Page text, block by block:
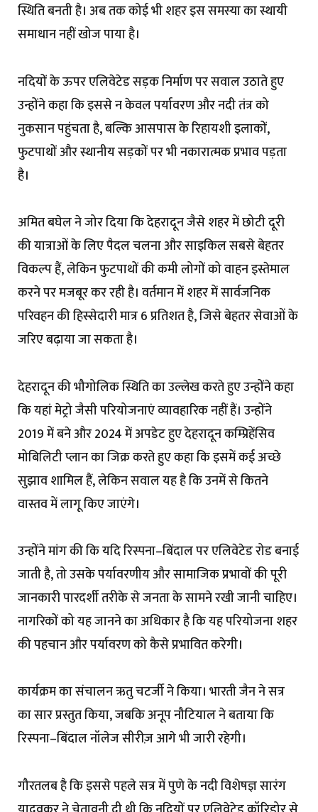
स्थिति बनती है। अब तक कोई भी शहर इस समस्या का स्थायी
समाधान नहीं खोज पाया है।
नदियों के ऊपर एलिवेटेड सड़क निर्माण पर सवाल उठाते हुए
उन्होंने कहा कि इससे न केवल पर्यावरण और नदी तंत्र को
नुकसान पहुंचता है, बल्कि आसपास के रिहायशी इलाकों,
फुटपाथों और स्थानीय सड़कों पर भी नकारात्मक प्रभाव पड़ता
है।
अमित बघेल ने जोर दिया कि देहरादून जैसे शहर में छोटी दूरी
की यात्राओं के लिए पैदल चलना और साइकिल सबसे बेहतर
विकल्प हैं, लेकिन फुटपाथों की कमी लोगों को वाहन इस्तेमाल
करने पर मजबूर कर रही है। वर्तमान में शहर में सार्वजनिक
परिवहन की हिस्सेदारी मात्र 6 प्रतिशत है, जिसे बेहतर सेवाओं के
जरिए बढ़ाया जा सकता है।
देहरादून की भौगोलिक स्थिति का उल्लेख करते हुए उन्होंने कहा
कि यहां मेट्रो जैसी परियोजनाएं व्यावहारिक नहीं हैं। उन्होंने
2019 में बने और 2024 में अपडेट हुए देहरादून कम्प्रिहेंसिव
मोबिलिटी प्लान का जिक्र करते हुए कहा कि इसमें कई अच्छे
सुझाव शामिल हैं, लेकिन सवाल यह है कि उनमें से कितने
वास्तव में लागू किए जाएंगे।
उन्होंने मांग की कि यदि रिस्पना–बिंदाल पर एलिवेटेड रोड बनाई
जाती है, तो उसके पर्यावरणीय और सामाजिक प्रभावों की पूरी
जानकारी पारदर्शी तरीके से जनता के सामने रखी जानी चाहिए।
नागरिकों को यह जानने का अधिकार है कि यह परियोजना शहर
की पहचान और पर्यावरण को कैसे प्रभावित करेगी।
कार्यक्रम का संचालन ऋतु चटर्जी ने किया। भारती जैन ने सत्र
का सार प्रस्तुत किया, जबकि अनूप नौटियाल ने बताया कि
रिस्पना–बिंदाल नॉलेज सीरीज़ आगे भी जारी रहेगी।
गौरतलब है कि इससे पहले सत्र में पुणे के नदी विशेषज्ञ सारंग